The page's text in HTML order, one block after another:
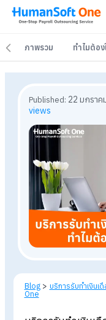
ภาพรวม ทำไมต้อง
ภาพรวม ทำไมต้อง
Published:
views